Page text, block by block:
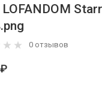
0 отзывов
₽